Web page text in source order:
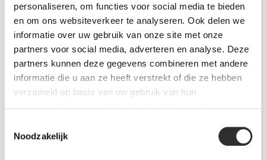
personaliseren, om functies voor social media te bieden
en om ons websiteverkeer te analyseren. Ook delen we
informatie over uw gebruik van onze site met onze
partners voor social media, adverteren en analyse. Deze
partners kunnen deze gegevens combineren met andere
informatie die u aan ze heeft verstrekt of die ze hebben
verzameld op basis van uw gebruik van hun
Noodzakelijk
Juwelen
Trouwringen
PRE-OWNED
Informatie